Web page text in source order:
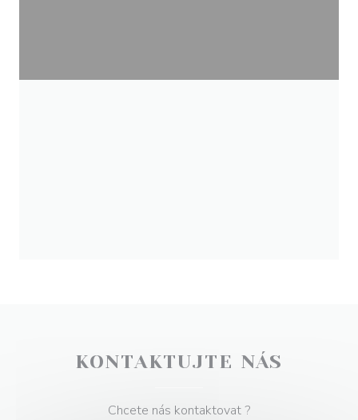
KONTAKTUJTE NÁS
Chcete nás kontaktovat ?